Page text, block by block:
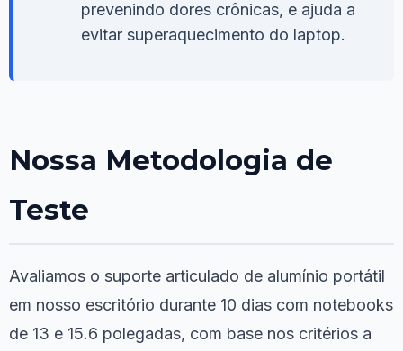
prevenindo dores crônicas, e ajuda a
evitar superaquecimento do laptop.
Nossa Metodologia de
Teste
Avaliamos o suporte articulado de alumínio portátil
em nosso escritório durante 10 dias com notebooks
de 13 e 15.6 polegadas, com base nos critérios a